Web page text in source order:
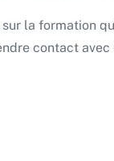
la formation
contact